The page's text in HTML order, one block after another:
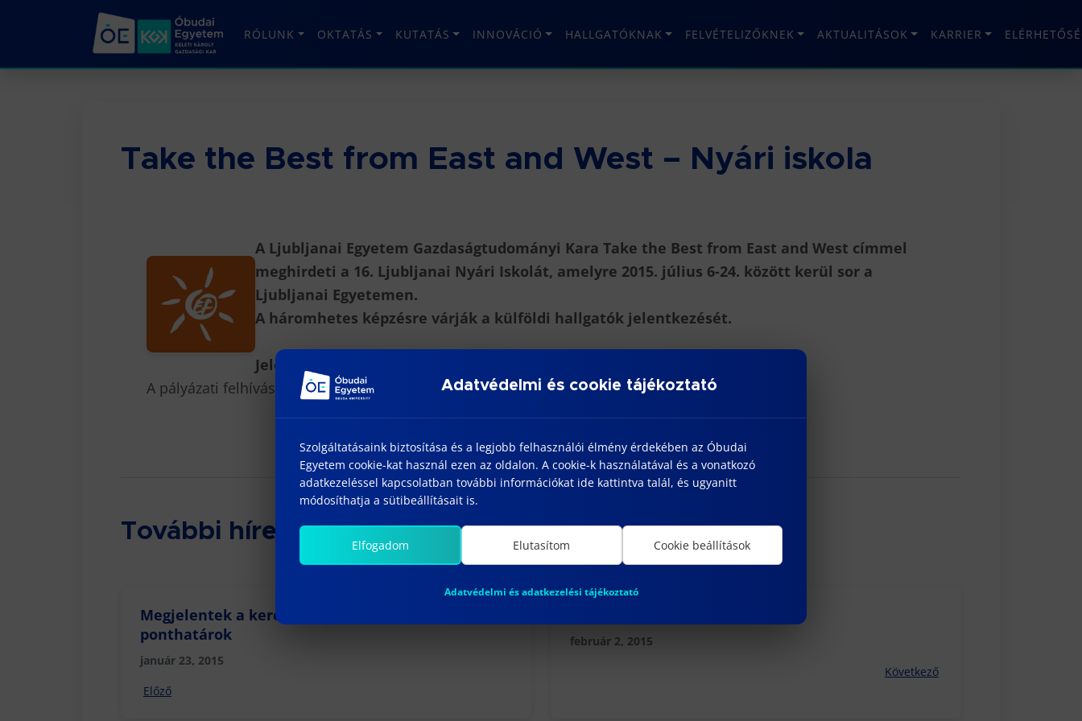
RÓLUNK OKTATÁS KUTATÁS INNOVÁCIÓ HALLGATÓKNAK FELVÉTELIZŐKNEK AKTUALITÁSOK KARRIER
Take the Best from East and West – Nyári iskola
A Ljubljanai Egyetem Gazdaságtudományi Kara Take the Best from East and West címmel
meghirdeti a 16. Ljubljanai Nyári Iskolát, amelyre 2015. július 6-24. között kerül sor a
Ljubljanai Egyetemen.
A háromhetes képzésre várják a külföldi hallgatók jelentkezését.
Jelentkezési határidő: 2015. június 10.
A pályázati felhívás és további információk: http://www.ef.uni-lj.si/summerschool/ljubljana
További híreink
Megjelentek a keresztféléves felvételi
ponthatárok
január 23, 2015
Előző
február 2, 2015
Következő
Adatvédelmi és cookie tájékoztató
Szolgáltatásaink biztosítása és a legjobb felhasználói élmény érdekében az Óbudai
Egyetem cookie-kat használ ezen az oldalon. A cookie-k használatával és a vonatkozó
adatkezeléssel kapcsolatban további információkat ide kattintva talál, és ugyanitt
módosíthatja a sütibeállításait is.
Elfogadom Elutasítom Cookie beállítások
Adatvédelmi és adatkezelési tájékoztató